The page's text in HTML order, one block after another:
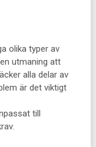
olika typer av
utmaning att
alla delar av
är det viktigt
till